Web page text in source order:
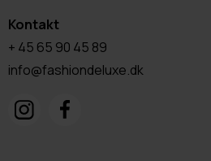
Kontakt
+ 45 65 90 45 89
info@fashiondeluxe.dk